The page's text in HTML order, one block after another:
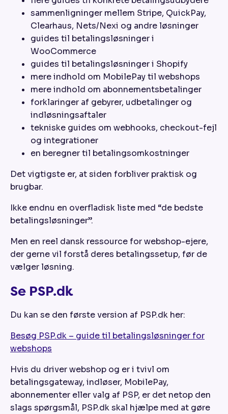
sammenligninger mellem Stripe, QuickPay,
Clearhaus, Nets/Nexi og andre løsninger
guides til betalingsløsninger i
WooCommerce
guides til betalingsløsninger i Shopify
mere indhold om MobilePay til webshops
mere indhold om abonnementsbetalinger
forklaringer af gebyrer, udbetalinger og
indløsningsaftaler
tekniske guides om webhooks, checkout-fejl
og integrationer
en beregner til betalingsomkostninger
Det vigtigste er, at siden forbliver praktisk og
brugbar.
Ikke endnu en overfladisk liste med “de bedste
betalingsløsninger”.
Men en reel dansk ressource for webshop-ejere,
der gerne vil forstå deres betalingssetup, før de
vælger løsning.
Se PSP.dk
Du kan se den første version af PSP.dk her:
Besøg PSP.dk – guide til betalingsløsninger for
webshops
Hvis du driver webshop og er i tvivl om
betalingsgateway, indløser, MobilePay,
abonnementer eller valg af PSP, er det netop den
slags spørgsmål, PSP.dk skal hjælpe med at gøre